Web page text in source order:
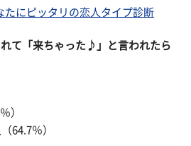
たにピッタリの恋人タイプ診断
て「来ちゃった♪」と言われたら
）
％）